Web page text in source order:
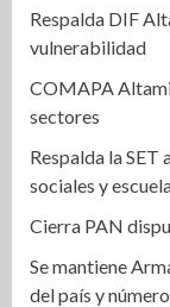
Respalda DIF
vulnerabilidad
COMAPA
sectores
Respalda la
sociales y
Cierra PAN
Se mantiene
del país y